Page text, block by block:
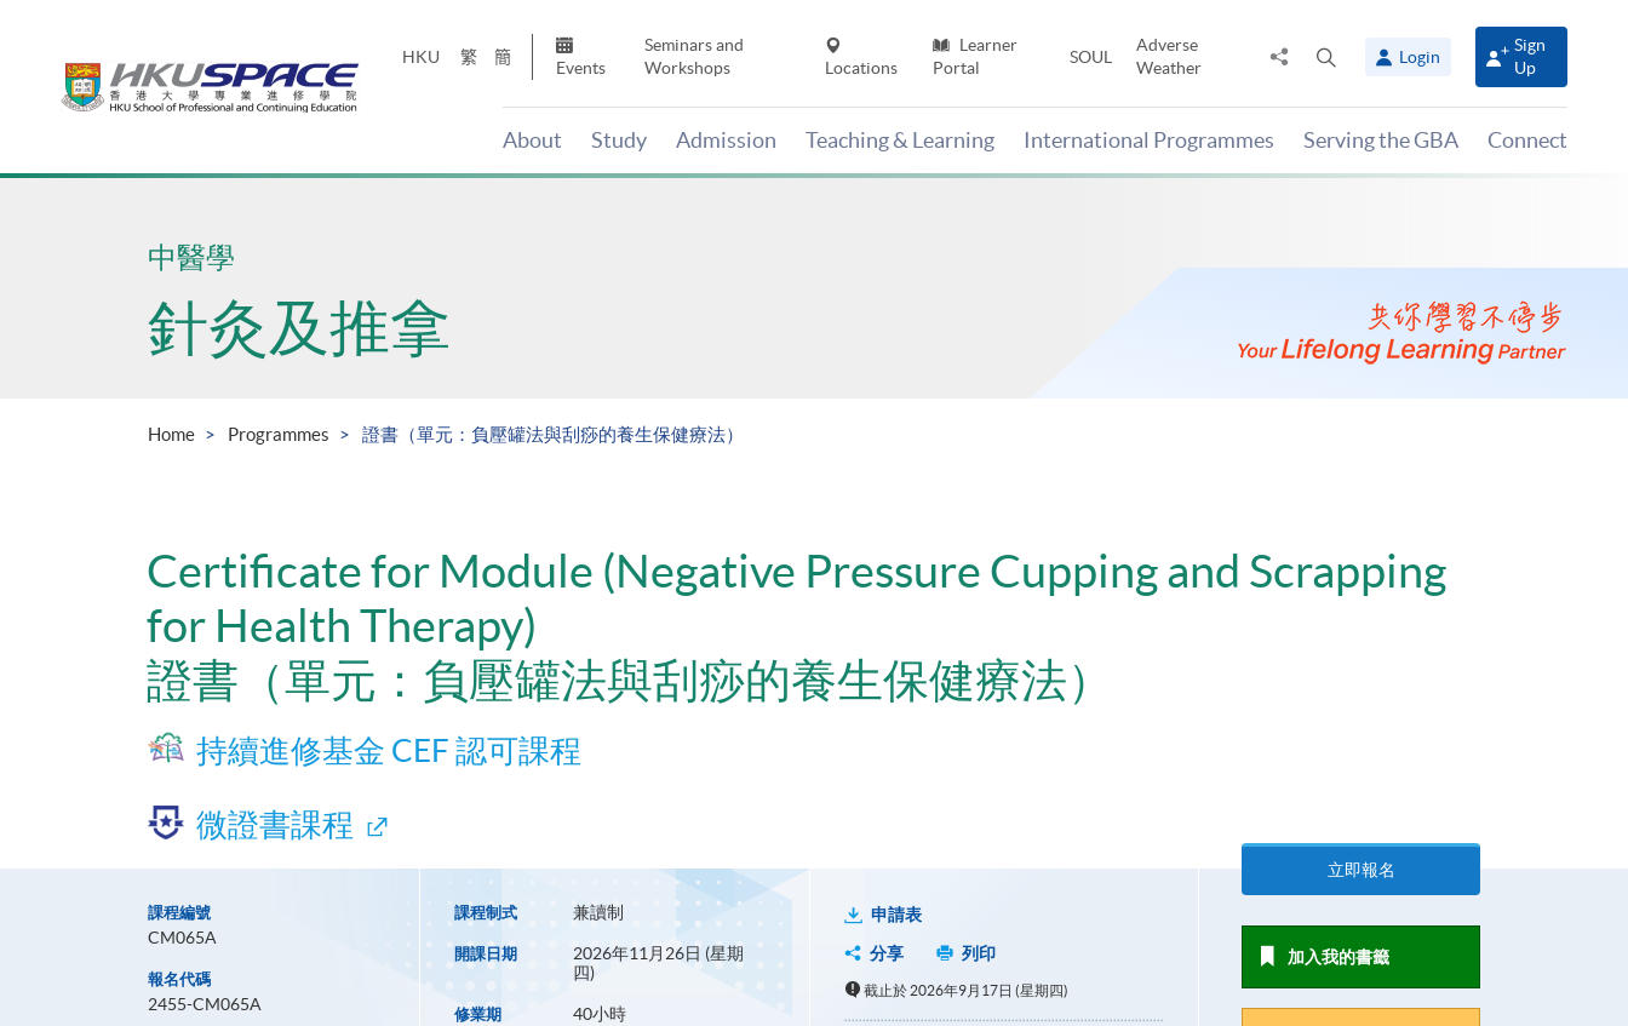
HKU 繁 簡
Events
Seminars and
Workshops
Locations
Learner
Portal
SOUL
Adverse
Weather
Share
panel
Login
Sign
Up
About Study Admission Teaching & Learning International Programmes Serving the GBA Connect
Main
中醫學
針灸及推拿
Home Programmes 證書（單元：負壓罐法與刮痧的養生保健療法）
Certificate for Module (Negative Pressure Cupping and Scrapping
for Health Therapy)
證書（單元：負壓罐法與刮痧的養生保健療法）
持續進修基金 CEF 認可課程
微證書課程
課程編號
CM065A
報名代碼
2455-CM065A
課程制式 兼讀制
開課日期
2026年11月26日 (星期
四)
修業期 40小時
申請表
分享
列印
截止於 2026年9月17日 (星期四)
立即報名
加入我的書籤